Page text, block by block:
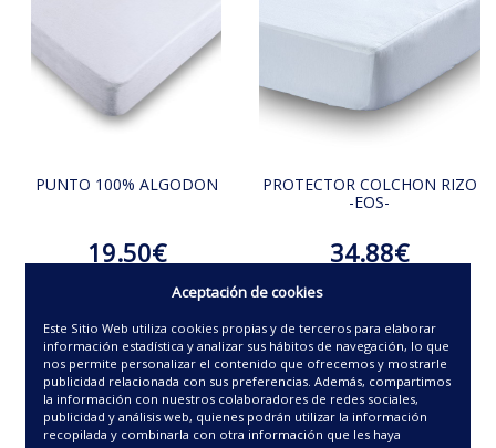
PUNTO 100% ALGODON
19.50€
PROTECTOR COLCHON RIZO
-EOS-
34.88€
Aceptación de cookies
Este Sitio Web utiliza cookies propias y de terceros para elaborar
información estadística y analizar sus hábitos de navegación, lo que
nos permite personalizar el contenido que ofrecemos y mostrarle
publicidad relacionada con sus preferencias. Además, compartimos
la información con nuestros colaboradores de redes sociales,
publicidad y análisis web, quienes podrán utilizar la información
recopilada y combinarla con otra información que les haya